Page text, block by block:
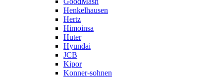
Henkelhausen
Hertz
Himoinsa
Huter
Hyundai
JCB
Kipor
Konner-sohnen